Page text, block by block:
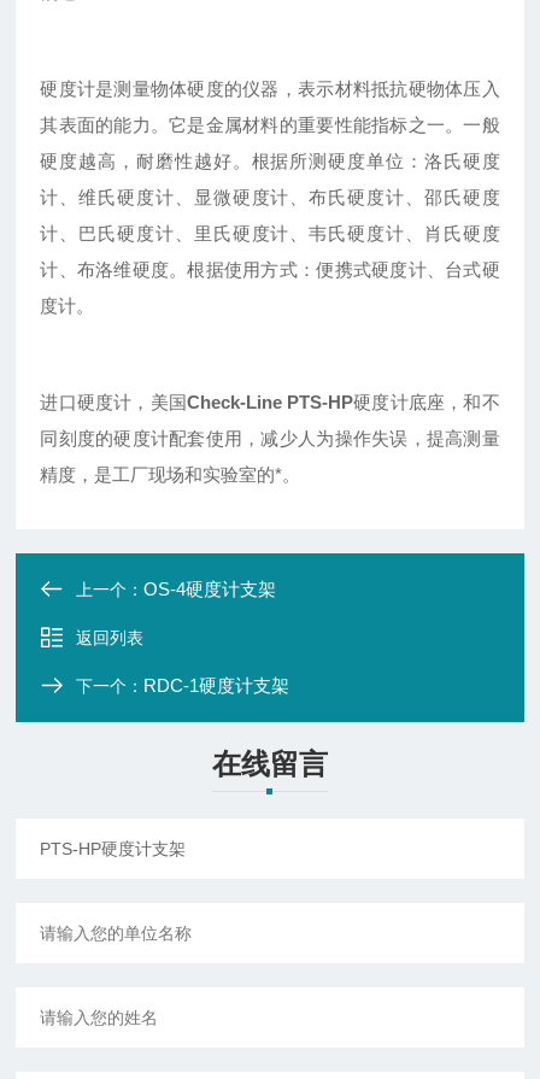
硬度计是测量物体硬度的仪器，表示材料抵抗硬物体压入
其表面的能力。它是金属材料的重要性能指标之一。一般
硬度越高，耐磨性越好。根据所测硬度单位：洛氏硬度
计、维氏硬度计、显微硬度计、布氏硬度计、邵氏硬度
计、巴氏硬度计、里氏硬度计、韦氏硬度计、肖氏硬度
计、布洛维硬度。根据使用方式：便携式硬度计、台式硬
度计。
进口硬度计，美国Check-Line PTS-HP硬度计底座，和不
同刻度的硬度计配套使用，减少人为操作失误，提高测量
精度，是工厂现场和实验室的*。
上一个：OS-4硬度计支架
返回列表
下一个： RDC-1硬度计支架
在线留言